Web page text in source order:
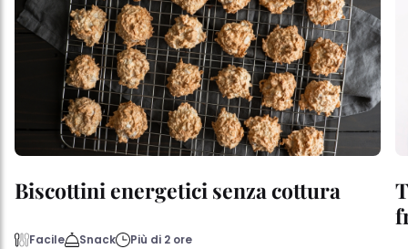
Biscottini energetici senza cottura
Facile Snack Più di 2 ore